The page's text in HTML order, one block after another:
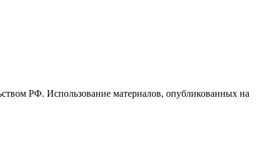
РФ. Использование материалов, опубликованных на